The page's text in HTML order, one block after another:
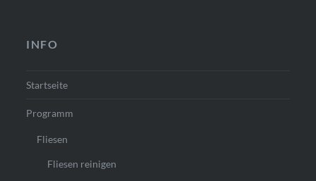
INFO
Startseite
Programm
Fliesen
Fliesen reinigen